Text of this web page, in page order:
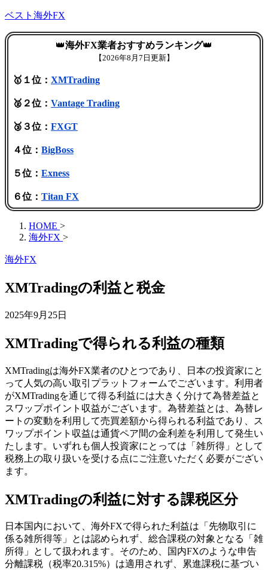
ベスト海外FX
👑海外FX業者おすすめランキング👑
【2026年8月7日更新】
🥇１位： XMTrading
🥈２位： Vantage Trading
🥉３位： FXGT
４位： BigBoss
５位： Exness
６位： Titan FX
HOME >
海外FX >
海外FX
XMTradingの利益と税金
2025年9月25日
XMTradingで得られる利益の種類
XMTradingは海外FX業者のひとつであり、日本の投資家にと
って人気の高い取引プラットフォームでございます。利用者
がXMTradingを通じて得る利益には大きく分けて為替差益と
スワップポイント収益がございます。為替差益とは、為替レ
ートの変動を利用して売買差額から得られる利益であり、ス
ワップポイント収益は通貨ペア間の金利差を利用して発生い
たします。いずれも個人投資家にとっては「雑所得」として
税務上の取り扱いを受ける点にご注意いただく必要がござい
ます。
XMTradingの利益に対する課税区分
日本国内において、海外FXで得られた利益は「先物取引に
係る雑所得等」とは認められず、総合課税の対象となる「雑
所得」として扱われます。そのため、国内FXのような申告
分離課税（税率20.315%）は適用されず、累進課税に基づい